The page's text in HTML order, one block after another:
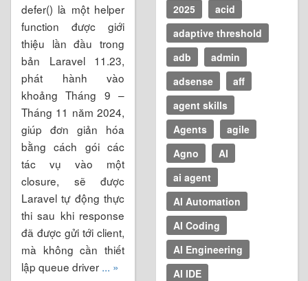
defer() là một helper
function được giới
thiệu lần đầu trong
bản Laravel 11.23,
phát hành vào
khoảng Tháng 9 –
Tháng 11 năm 2024,
giúp đơn giản hóa
bằng cách gói các
tác vụ vào một
closure, sẽ được
Laravel tự động thực
thi sau khi response
đã được gửi tới client,
mà không cần thiết
lập queue driver ... »
2025
acid
adaptive threshold
adb
admin
adsense
aff
agent skills
Agents
agile
Agno
AI
ai agent
AI Automation
AI Coding
AI Engineering
AI IDE